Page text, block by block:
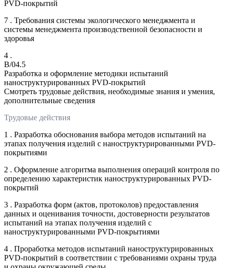
PVD-покрытий
7 . Требования системы экологического менеджмента и
системы менеджмента производственной безопасности и
здоровья
4 .
B/04.5
Разработка и оформление методики испытаний
наноструктурированных PVD-покрытий
Смотреть трудовые действия, необходимые знания и умения,
дополнительные сведения
Трудовые действия
1 . Разработка обоснования выбора методов испытаний на
этапах получения изделий с наноструктурированными PVD-
покрытиями
2 . Оформление алгоритма выполнения операций контроля по
определению характеристик наноструктурированных PVD-
покрытий
3 . Разработка форм (актов, протоколов) предоставления
данных и оценивания точности, достоверности результатов
испытаний на этапах получения изделий с
наноструктурированными PVD-покрытиями
4 . Проработка методов испытаний наноструктурированных
PVD-покрытий в соответствии с требованиями охраны труда